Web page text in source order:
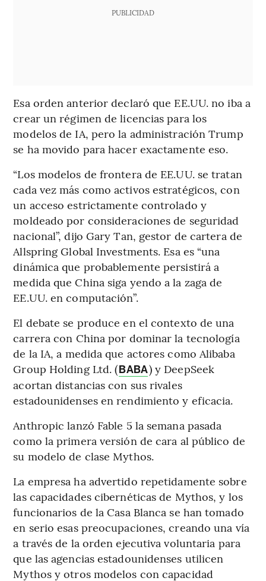
PUBLICIDAD
Esa orden anterior declaró que EE.UU. no iba a
crear un régimen de licencias para los
modelos de IA, pero la administración Trump
se ha movido para hacer exactamente eso.
“Los modelos de frontera de EE.UU. se tratan
cada vez más como activos estratégicos, con
un acceso estrictamente controlado y
moldeado por consideraciones de seguridad
nacional”, dijo Gary Tan, gestor de cartera de
Allspring Global Investments. Esa es “una
dinámica que probablemente persistirá a
medida que China siga yendo a la zaga de
EE.UU. en computación”.
El debate se produce en el contexto de una
carrera con China por dominar la tecnología
de la IA, a medida que actores como Alibaba
Group Holding Ltd. (BABA) y DeepSeek
acortan distancias con sus rivales
estadounidenses en rendimiento y eficacia.
Anthropic lanzó Fable 5 la semana pasada
como la primera versión de cara al público de
su modelo de clase Mythos.
La empresa ha advertido repetidamente sobre
las capacidades cibernéticas de Mythos, y los
funcionarios de la Casa Blanca se han tomado
en serio esas preocupaciones, creando una vía
a través de la orden ejecutiva voluntaria para
que las agencias estadounidenses utilicen
Mythos y otros modelos con capacidad